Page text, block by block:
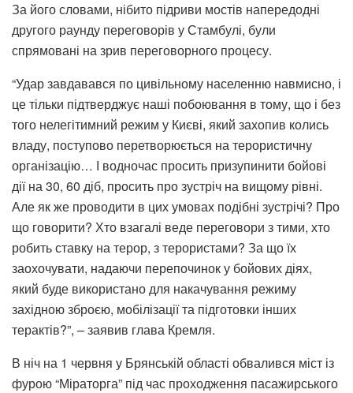
За його словами, нібито підриви мостів напередодні
другого раунду переговорів у Стамбулі, були
спрямовані на зрив переговорного процесу.
“Удар завдавався по цивільному населенню навмисно, і
це тільки підтверджує наші побоювання в тому, що і без
того нелегітимний режим у Києві, який захопив колись
владу, поступово перетворюється на терористичну
організацію… І водночас просить призупинити бойові
дії на 30, 60 діб, просить про зустріч на вищому рівні.
Але як же проводити в цих умовах подібні зустрічі? Про
що говорити? Хто взагалі веде переговори з тими, хто
робить ставку на терор, з терористами? За що їх
заохочувати, надаючи перепочинок у бойових діях,
який буде використано для накачування режиму
західною зброєю, мобілізації та підготовки інших
терактів?”, – заявив глава Кремля.
В ніч на 1 червня у Брянській області обвалився міст із
фурою “Міраторга” під час проходження пасажирського